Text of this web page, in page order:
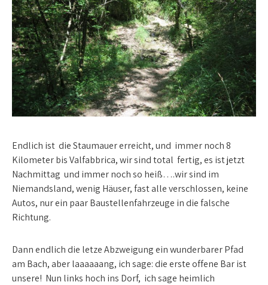
Endlich ist die Staumauer erreicht, und immer noch 8
Kilometer bis Valfabbrica, wir sind total fertig, es ist jetzt
Nachmittag und immer noch so heiß….wir sind im
Niemandsland, wenig Häuser, fast alle verschlossen, keine
Autos, nur ein paar Baustellenfahrzeuge in die falsche
Richtung.
Dann endlich die letze Abzweigung ein wunderbarer Pfad
am Bach, aber laaaaaang, ich sage: die erste offene Bar ist
unsere! Nun links hoch ins Dorf, ich sage heimlich